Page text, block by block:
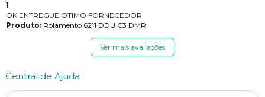
1
OK ENTREGUE OTIMO FORNECEDOR
Produto:Rolamento 6211 DDU C3 DMR
Ver mais avaliações
Central de Ajuda